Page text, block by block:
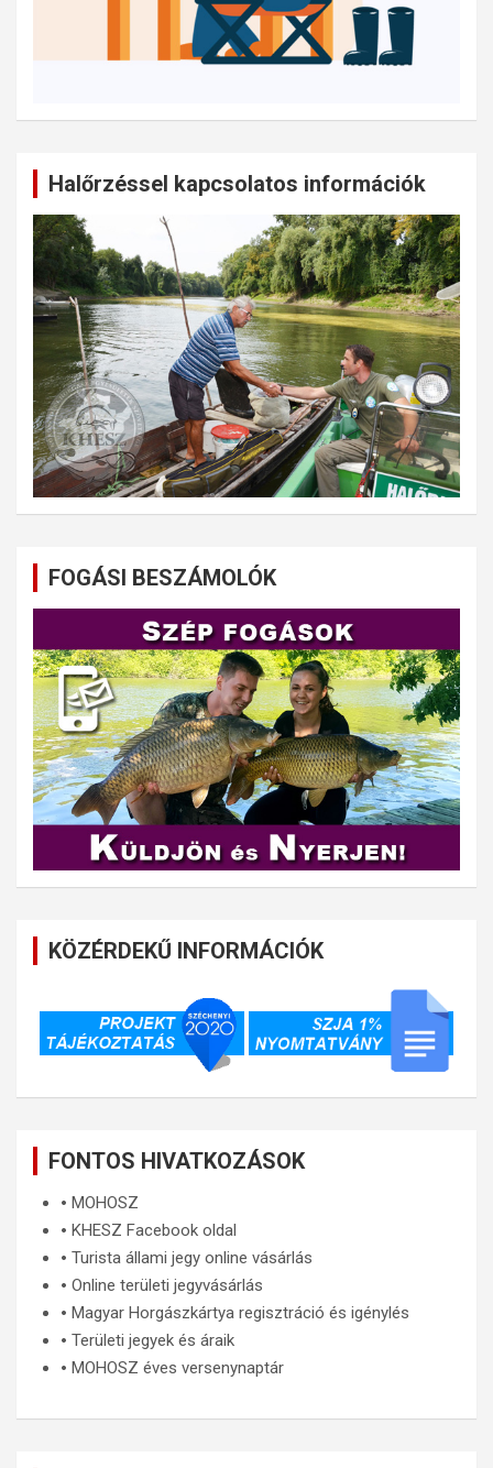
Halőrzéssel kapcsolatos információk
FOGÁSI BESZÁMOLÓK
KÖZÉRDEKŰ INFORMÁCIÓK
FONTOS HIVATKOZÁSOK
🞄 MOHOSZ
🞄 KHESZ Facebook oldal
🞄 Turista állami jegy online vásárlás
🞄 Online területi jegyvásárlás
🞄 Magyar Horgászkártya regisztráció és igénylés
🞄 Területi jegyek és áraik
🞄 MOHOSZ éves versenynaptár